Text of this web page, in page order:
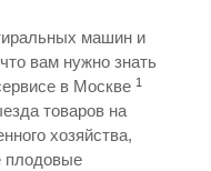
машин и
вам нужно знать
в Москве 1
товаров на
хозяйства,
плодовые